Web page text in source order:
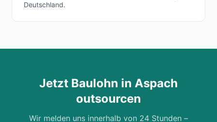
Deutschland.
Jetzt Baulohn in Aspach
outsourcen
Wir melden uns innerhalb von 24 Stunden –